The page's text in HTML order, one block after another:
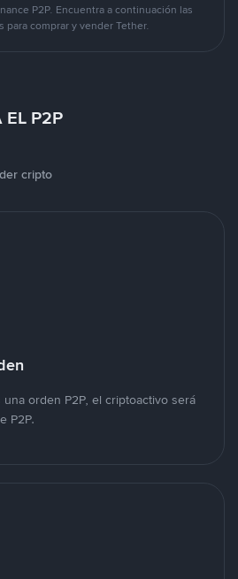
P2P. Encuentra a continuación las
para comprar y vender Tether.
EL P2P
cripto
orden P2P, el criptoactivo será
P2P.